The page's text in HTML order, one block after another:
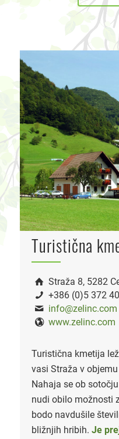
Turistična
Straža 8, 5282
+386 (0)5 372
info@zelinc.com
www.zelinc.com
Turistična kmetija
vasi Straža v
Nahaja se ob
nudi obilo možnosti
bodo navdušile
bližnjih hribih. Je